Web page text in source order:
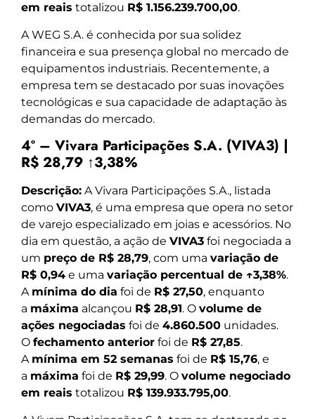
em reais totalizou R$ 1.156.239.700,00.
A WEG S.A. é conhecida por sua solidez
financeira e sua presença global no mercado de
equipamentos industriais. Recentemente, a
empresa tem se destacado por suas inovações
tecnológicas e sua capacidade de adaptação às
demandas do mercado.
4º – Vivara Participações S.A. (VIVA3) |
R$ 28,79 ↑3,38%
Descrição: A Vivara Participações S.A., listada
como VIVA3, é uma empresa que opera no setor
de varejo especializado em joias e acessórios. No
dia em questão, a ação de VIVA3 foi negociada a
um preço de R$ 28,79, com uma variação de
R$ 0,94 e uma variação percentual de ↑3,38%.
A mínima do dia foi de R$ 27,50, enquanto
a máxima alcançou R$ 28,91. O volume de
ações negociadas foi de 4.860.500 unidades.
O fechamento anterior foi de R$ 27,85.
A mínima em 52 semanas foi de R$ 15,76, e
a máxima foi de R$ 29,99. O volume negociado
em reais totalizou R$ 139.933.795,00.